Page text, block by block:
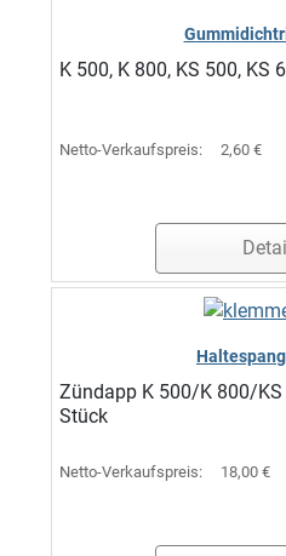
K 500, K 800, KS 500, KS
Netto-Verkaufspreis: 2,60 €
Zündapp K 500/K 800/
Stück
Netto-Verkaufspreis: 18,00 €